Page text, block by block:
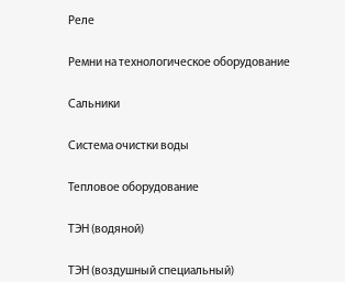
Реле
Ремни на технологическое оборудование
Сальники
Система очистки воды
Тепловое оборудование
ТЭН (водяной)
ТЭН (воздушный специальный)